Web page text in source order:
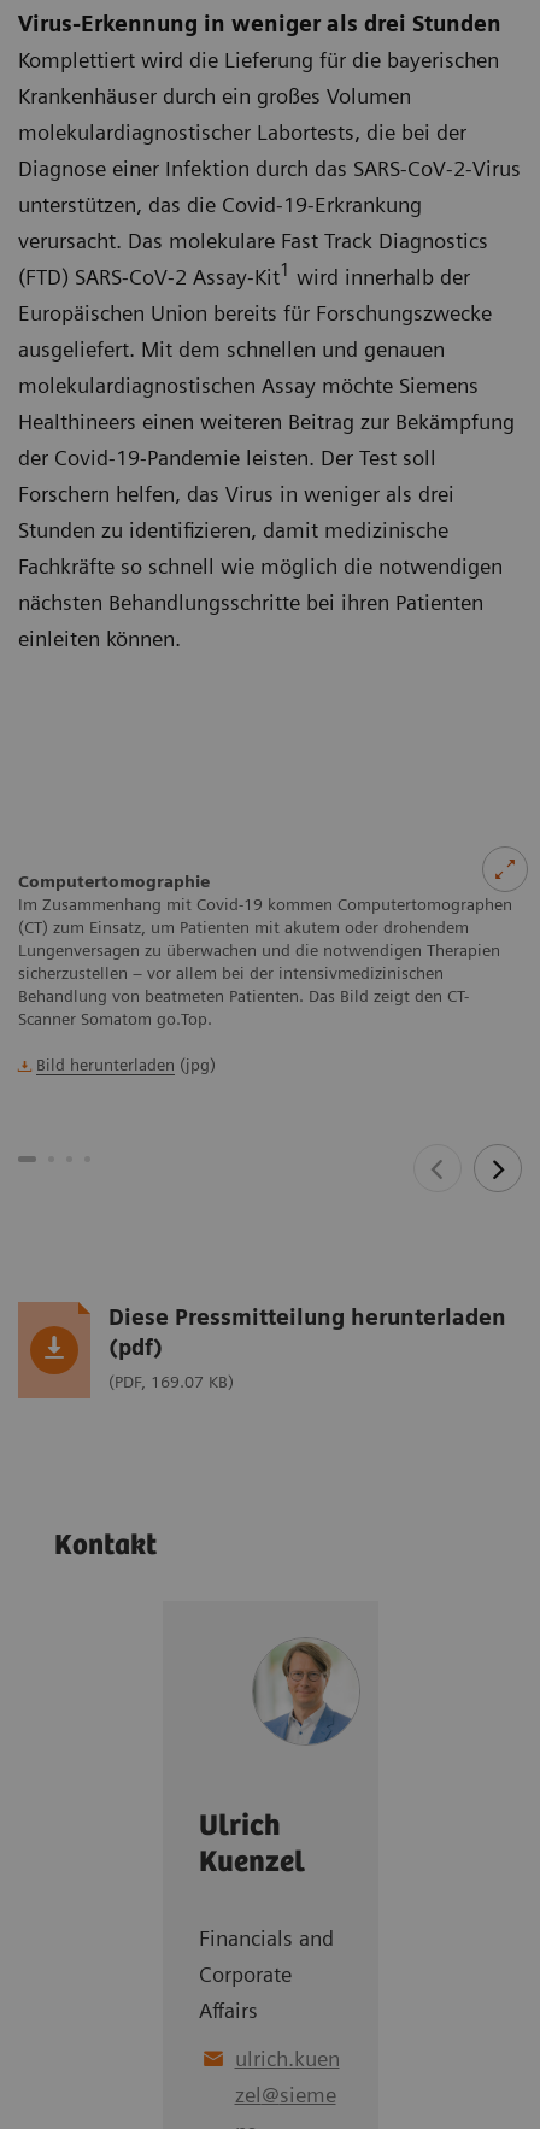
Virus-Erkennung in weniger als drei Stunden
Komplettiert wird die Lieferung für die bayerischen
Krankenhäuser durch ein großes Volumen
molekulardiagnostischer Labortests, die bei der
Diagnose einer Infektion durch das SARS-CoV-2-Virus
unterstützen, das die Covid-19-Erkrankung
verursacht. Das molekulare Fast Track Diagnostics
(FTD) SARS-CoV-2 Assay-Kit1 wird innerhalb der
Europäischen Union bereits für Forschungszwecke
ausgeliefert. Mit dem schnellen und genauen
molekulardiagnostischen Assay möchte Siemens
Healthineers einen weiteren Beitrag zur Bekämpfung
der Covid-19-Pandemie leisten. Der Test soll
Forschern helfen, das Virus in weniger als drei
Stunden zu identifizieren, damit medizinische
Fachkräfte so schnell wie möglich die notwendigen
nächsten Behandlungsschritte bei ihren Patienten
einleiten können.
Computertomographie
Im Zusammenhang mit Covid-19 kommen Computertomographen
(CT) zum Einsatz, um Patienten mit akutem oder drohendem
Lungenversagen zu überwachen und die notwendigen Therapien
sicherzustellen – vor allem bei der intensivmedizinischen
Behandlung von beatmeten Patienten. Das Bild zeigt den CT-
Scanner Somatom go.Top.
Bild herunterladen (jpg)
Diese Pressmitteilung herunterladen
(pdf)
(PDF, 169.07 KB)
Kontakt
Ulrich
Kuenzel
Financials and
Corporate
Affairs
ulrich.kuen
zel@sieme